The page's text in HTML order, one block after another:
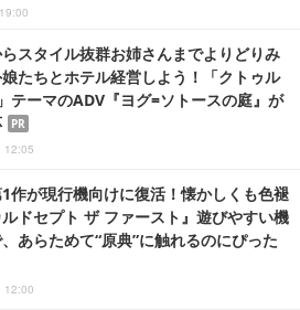
スタイル抜群お姉さんまでよりどりみ
たちとホテル経営しよう！「クトゥル
テーマのADV『ヨグ=ソトースの庭』が
PR
12:05
作が現行機向けに復活！懐かしくも色褪
ドセプト ザ ファースト』遊びやすい機
あらためて“原典”に触れるのにぴった
12:00